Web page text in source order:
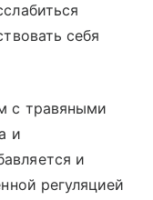
себя
с травяными
и
и
регуляцией